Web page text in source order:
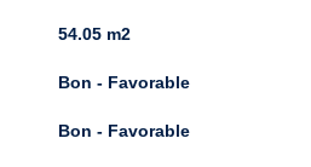
54.05 m2
Bon - Favorable
Bon - Favorable